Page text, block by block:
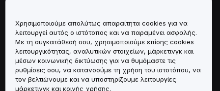
Υποστήριξη
Προϊόντα
Νομικά
Χρησιμοποιούμε απολύτως απαραίτητα cookies για να
λειτουργεί αυτός ο ιστότοπος και να παραμένει ασφαλής.
Με τη συγκατάθεσή σου, χρησιμοποιούμε επίσης cookies
λειτουργικότητας, αναλυτικών στοιχείων, μάρκετινγκ και
μέσων κοινωνικής δικτύωσης για να θυμόμαστε τις
ρυθμίσεις σου, να κατανοούμε τη χρήση του ιστοτόπου, να
τον βελτιώνουμε και να υποστηρίζουμε λειτουργίες
μάρκετινγκ και κοινής χρήσης.